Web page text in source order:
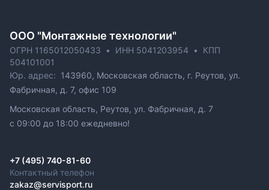
ОOO "Монтажные технологии"
ОГРН 1165012050433 • ИНН 5041203954 •
КПП
504101001
Юр. адрес: 143960, Московская область, г. Реутов, ул.
Фабричная, д. 7, офис 109
Московская область, Реутов, ул. Фабричная, д. 7
c 09:00 до 18:00 ежедневно!
+7 (495) 740-81-60
Контактный телефон
zakaz@servisport.ru